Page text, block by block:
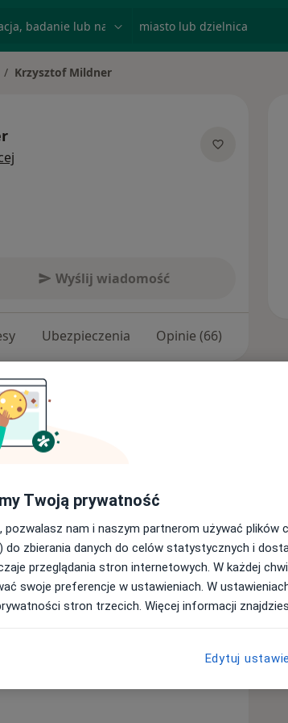
miasto
Krzysztof Mildner
Wyślij wiadomość
Ubezpieczenia Opinie (66)
Wrocławiu. Specjalistą chirurgii
Towarzystwa Chirurgów Polskich,
Lekarskiego (SME PTL) oraz
Wieloletnim współpracownikiem
Kończyn, Chirurgii Ręki i
w Trzebnicy, oraz Kliniki Chirurgii
trosce o jak najwyższy standard
czynnie uczestnicząc w
Twoją prywatność
pozwalasz nam i naszym partnerom używać plików
do zbierania danych do celów statystycznych i
przeglądania stron internetowych. W każdej
swoje preferencje w ustawieniach. W
stron trzecich. Więcej informacji
Edytuj